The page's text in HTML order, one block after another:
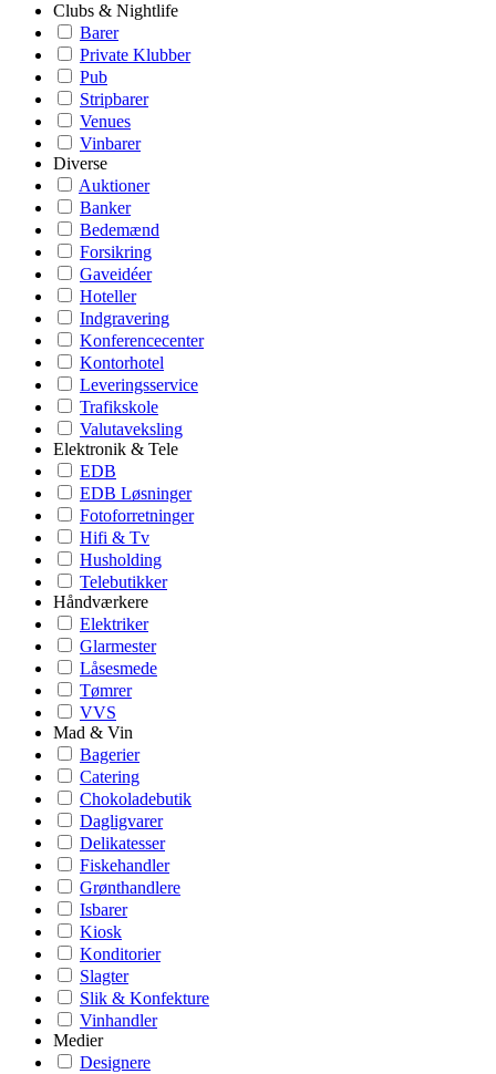
Clubs & Nightlife
Barer
Private Klubber
Pub
Stripbarer
Venues
Vinbarer
Diverse
Auktioner
Banker
Bedemænd
Forsikring
Gaveidéer
Hoteller
Indgravering
Konferencecenter
Kontorhotel
Leveringsservice
Trafikskole
Valutaveksling
Elektronik & Tele
EDB
EDB Løsninger
Fotoforretninger
Hifi & Tv
Husholding
Telebutikker
Håndværkere
Elektriker
Glarmester
Låsesmede
Tømrer
VVS
Mad & Vin
Bagerier
Catering
Chokoladebutik
Dagligvarer
Delikatesser
Fiskehandler
Grønthandlere
Isbarer
Kiosk
Konditorier
Slagter
Slik & Konfekture
Vinhandler
Medier
Designere